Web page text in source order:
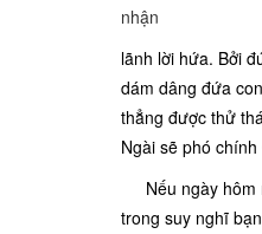
nhận
lãnh lời hứa. Bởi
dám dâng đứa
thẳng được thử
Ngài sẽ phó
Nếu ngày
trong suy nghĩ